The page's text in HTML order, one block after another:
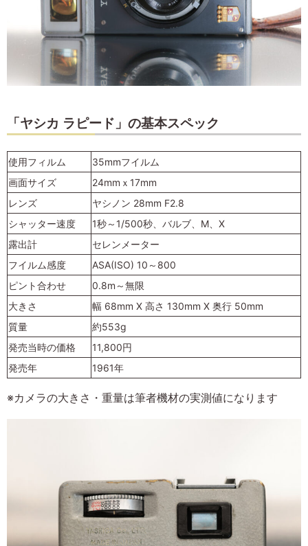
「ヤシカ ラピード」の基本スペック
使用フィルム
35mmフイルム
画面サイズ
24mmｘ17mm
レンズ
ヤシノン 28mm F2.8
シャッター速度
1秒～1/500秒、バルブ、M、X
露出計
セレンメーター
フイルム感度
ASA(ISO) 10～800
ピント合わせ
0.8m～無限
大きさ
幅 68mm X 高さ 130mm X 奥行 50mm
質量
約553g
発売当時の価格
11,800円
発売年
1961年
※カメラの大きさ・重量は筆者機材の実測値になります